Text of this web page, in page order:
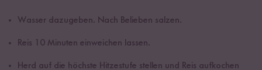
Wasser dazugeben. Nach Belieben salzen.
Reis 10 Minuten einweichen lassen.
Herd auf die höchste Hitzestufe stellen und Reis aufkochen